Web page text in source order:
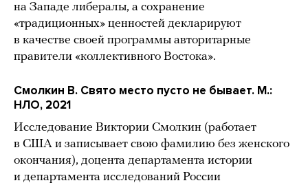
на Западе либералы, а сохранение
«традиционных» ценностей декларируют
в качестве своей программы авторитарные
правители «коллективного Востока».
Смолкин В. Свято место пусто не бывает. М.:
НЛО, 2021
Исследование Виктории Смолкин (работает
в США и записывает свою фамилию без женского
окончания), доцента департамента истории
и департамента исследований России